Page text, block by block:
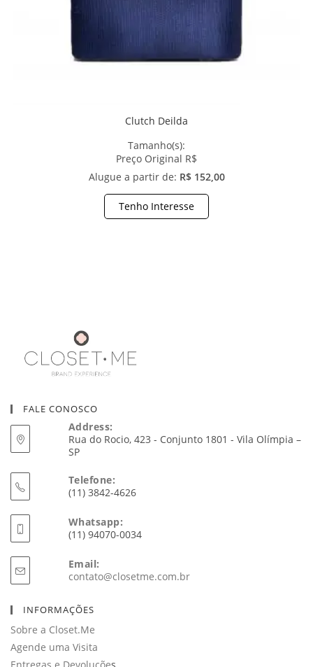
Clutch Deilda
Tamanho(s):
Preço Original R$
Alugue a partir de: R$ 152,00
Tenho Interesse
FALE CONOSCO
Address:
Rua do Rocio, 423 - Conjunto 1801 - Vila Olímpia –
SP
Telefone:
(11) 3842-4626
Whatsapp:
(11) 94070-0034
Email:
contato@closetme.com.brAbre
INFORMAÇÕES
Sobre a Closet.Me
Agende uma Visita